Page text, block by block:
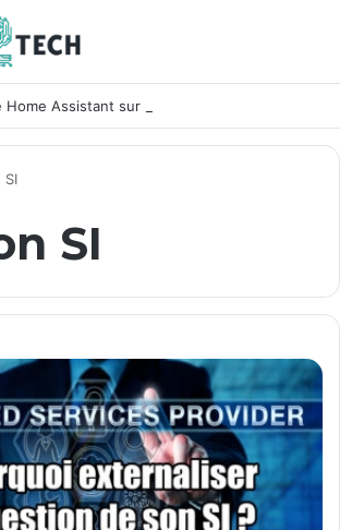
Assistant sur un NAS Synology
SI
SI